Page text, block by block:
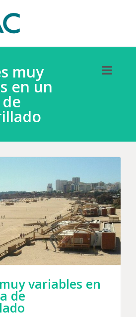
muy
en un
variables en
de